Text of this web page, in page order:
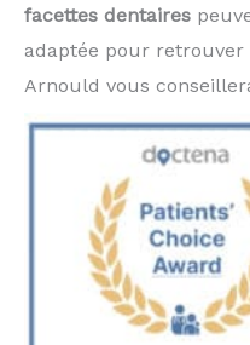
facettes dentaires
adaptée pour
Arnould vous